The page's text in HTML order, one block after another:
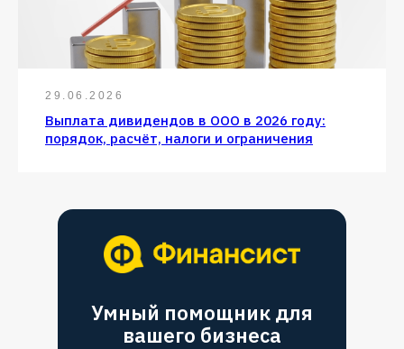
29.06.2026
Выплата дивидендов в ООО в 2026 году:
порядок, расчёт, налоги и ограничения
Умный помощник для
вашего бизнеса